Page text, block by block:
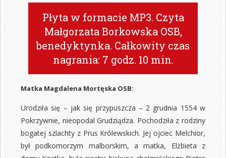
Płyta w formacie MP3. Czyta
Małgorzata Borkowska OSB,
benedyktynka. Całkowity czas
nagrania: 7 godz. 10 min.
Matka Magdalena Mortęska OSB:
Urodziła się – jak się przypuszcza – 2 grudnia 1554 w
Pokrzywnie, nieopodal Grudziądza. Pochodziła z rodziny
bogatej szlachty z Prus Królewskich. Jej ojciec Melchior,
był podkomorzym malborskim, a matka, Elżbieta z